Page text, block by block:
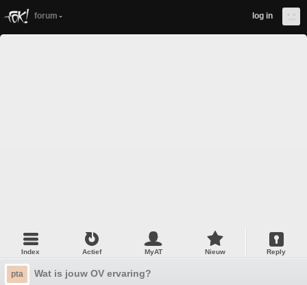
forum log in
Index Actief MyAT Nieuw Reply
pta Wat is jouw OV ervaring?